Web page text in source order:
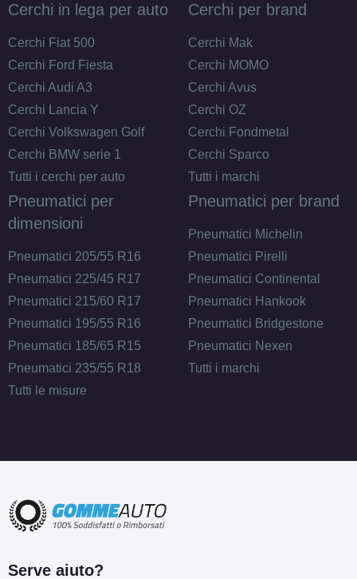
Cerchi in lega per auto
Cerchi Fiat 500
Cerchi Ford Fiesta
Cerchi Audi A3
Cerchi Lancia Y
Cerchi Volkswagen Golf
Cerchi BMW serie 1
Tutti i cerchi per auto
Cerchi per brand
Cerchi Mak
Cerchi MOMO
Cerchi Avus
Cerchi OZ
Cerchi Fondmetal
Cerchi Sparco
Tutti i marchi
Pneumatici per
dimensioni
Pneumatici 205/55 R16
Pneumatici 225/45 R17
Pneumatici 215/60 R17
Pneumatici 195/55 R16
Pneumatici 185/65 R15
Pneumatici 235/55 R18
Tutti le misure
Pneumatici per brand
Pneumatici Michelin
Pneumatici Pirelli
Pneumatici Continental
Pneumatici Hankook
Pneumatici Bridgestone
Pneumatici Nexen
Tutti i marchi
Serve aiuto?